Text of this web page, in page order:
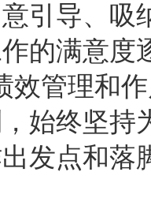
引导、吸
的满意度
效管理和
始终坚持
发点和落